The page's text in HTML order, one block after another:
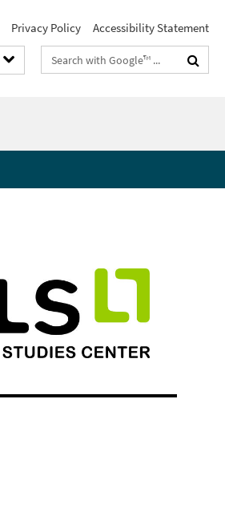
Privacy Policy Accessibility Statement
Search
terms